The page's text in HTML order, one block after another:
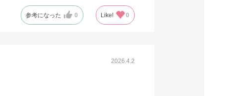
61-318-2-32
(14). 73×52×34cm(10枚)
参考になった 0 Like! 0
2026.4.2